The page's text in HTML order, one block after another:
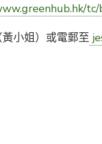
小姐）或電郵至